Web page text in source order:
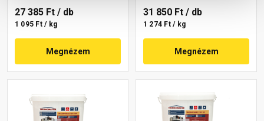
27 385 Ft / db
1 095 Ft / kg
Megnézem
31 850 Ft / db
1 274 Ft / kg
Megnézem